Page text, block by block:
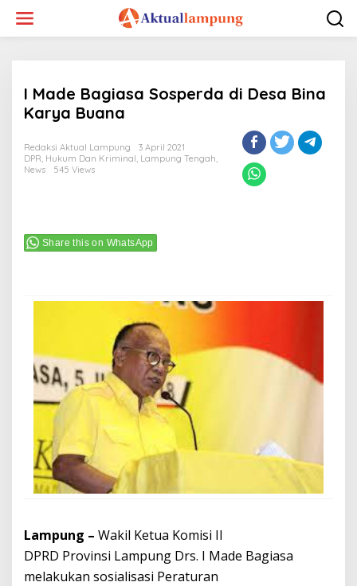
konten
I Made Bagiasa Sosperda di Desa Bina
Karya Buana
Redaksi Aktual Lampung
3 April 2021
DPR, Hukum Dan Kriminal, Lampung Tengah,
News
545 Views
Share this on WhatsApp
Lampung – Wakil Ketua Komisi II
DPRD Provinsi Lampung Drs. I Made Bagiasa
melakukan sosialisasi Peraturan